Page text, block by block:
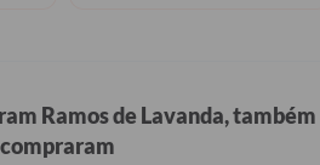
Ramos de Lavanda, também
compraram